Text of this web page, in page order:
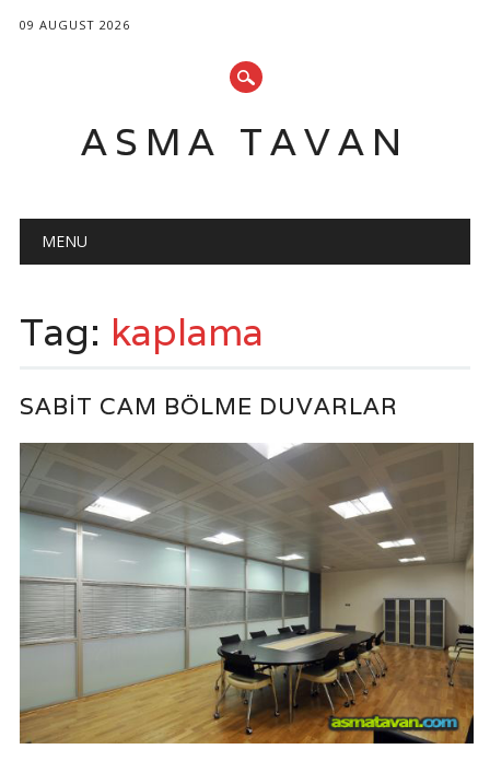
09 AUGUST 2026
ASMA TAVAN
Main menu
MENU
Tag: kaplama
SABIT CAM BÖLME DUVARLAR